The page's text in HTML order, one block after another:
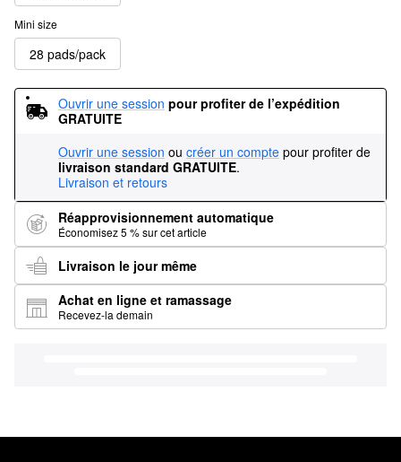
Mini size
28 pads/pack
Ouvrir une session pour profiter de l’expédition
GRATUITE
Ouvrir une session ou créer un compte pour profiter de
livraison standard GRATUITE.
Livraison et retours
Réapprovisionnement automatique
Économisez 5 % sur cet article
Livraison le jour même
Achat en ligne et ramassage
Recevez-la demain